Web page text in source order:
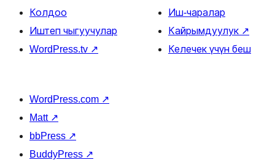
Колдоо
Иштеп чыгуучулар
WordPress.tv ↗
Иш-чаралар
Кайрымдуулук ↗
Келечек үчүн беш
WordPress.com ↗
Matt ↗
bbPress ↗
BuddyPress ↗